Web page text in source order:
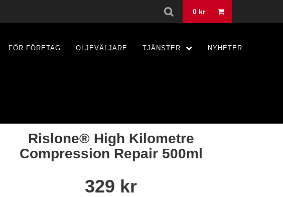
0 kr
FÖR FÖRETAG OLJEVÄLJARE TJÄNSTER NYHETER
Rislone® High Kilometre
Compression Repair 500ml
329 kr